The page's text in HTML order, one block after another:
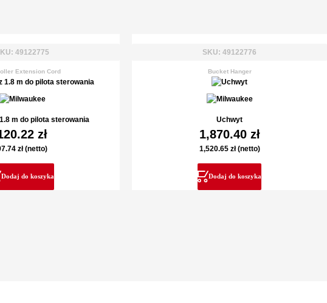
49122775
Extension Cord
m do pilota sterowania
zł
zł(netto)
Dodaj do koszyka
SKU: 49122776
Bucket Hanger
Uchwyt
1,870.40 zł
1,520.65 zł(netto)
Dodaj do koszyka